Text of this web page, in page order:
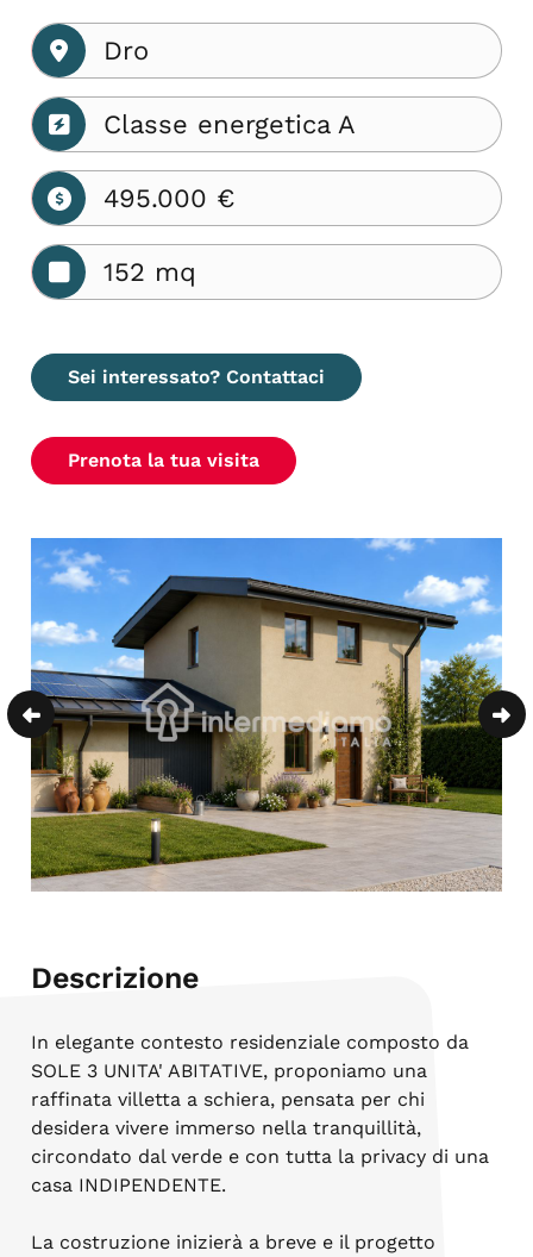
Dro
Classe energetica A
495.000 €
152 mq
Sei interessato? Contattaci
Prenota la tua visita
Descrizione
In elegante contesto residenziale composto da
SOLE 3 UNITA' ABITATIVE, proponiamo una
raffinata villetta a schiera, pensata per chi
desidera vivere immerso nella tranquillità,
circondato dal verde e con tutta la privacy di una
casa INDIPENDENTE.
La costruzione inizierà a breve e il progetto